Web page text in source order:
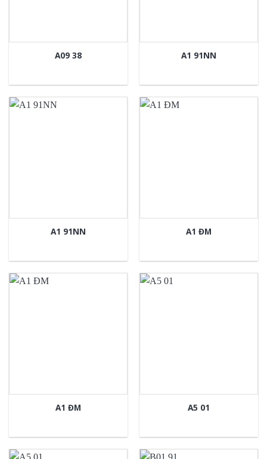
A09 38 A1 91NN
A1 91NN A1 ĐM
A1 ĐM A5 01